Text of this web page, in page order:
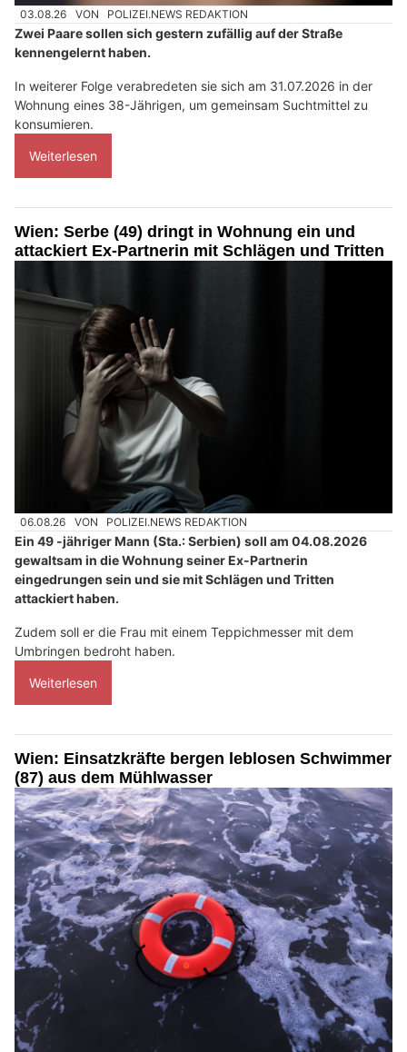
03.08.26 VON POLIZEI.NEWS REDAKTION
Zwei Paare sollen sich gestern zufällig auf der Straße
kennengelernt haben.
In weiterer Folge verabredeten sie sich am 31.07.2026 in der
Wohnung eines 38-Jährigen, um gemeinsam Suchtmittel zu
konsumieren.
Weiterlesen
Wien: Serbe (49) dringt in Wohnung ein und
attackiert Ex-Partnerin mit Schlägen und Tritten
06.08.26 VON POLIZEI.NEWS REDAKTION
Ein 49 -jähriger Mann (Sta.: Serbien) soll am 04.08.2026
gewaltsam in die Wohnung seiner Ex-Partnerin
eingedrungen sein und sie mit Schlägen und Tritten
attackiert haben.
Zudem soll er die Frau mit einem Teppichmesser mit dem
Umbringen bedroht haben.
Weiterlesen
Wien: Einsatzkräfte bergen leblosen Schwimmer
(87) aus dem Mühlwasser